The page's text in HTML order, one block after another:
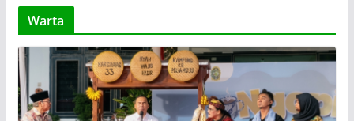
Warta